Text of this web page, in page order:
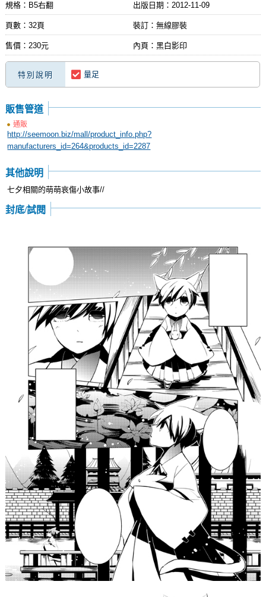
規格：B5右翻 出版日期： 2012-11-09
頁數：32頁 裝訂：無線膠裝
售價：230元 內頁：黑白影印
特別說明 量足
販售管道
通販
http://seemoon.biz/mall/product_info.php?
manufacturers_id=264&products_id=2287
其他說明
七夕相關的萌萌哀傷小故事//
封底/試閱